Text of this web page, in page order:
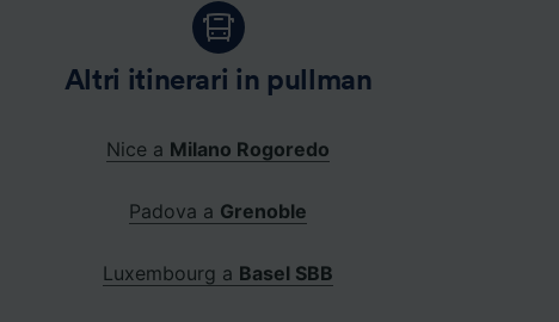
Altri itinerari in pullman
Nice a Milano Rogoredo
Padova a Grenoble
Luxembourg a Basel SBB